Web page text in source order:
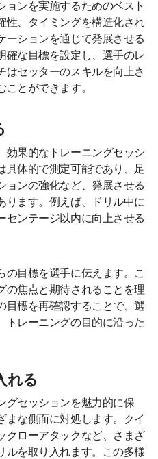
ョンを実施するためのベスト
性、タイミングを構造化され
ーションを通じて発展させる
確な目標を設定し、選手のレ
はセッターのスキルを向上さ
とができます。
効果的なトレーニングセッシ
具体的で測定可能であり、足
ョンの強化など、発展させる
ります。例えば、ドリル中に
センテージ以内に向上させる
の目標を選手に伝えます。こ
の焦点と期待されることを理
目標を再確認することで、選
トレーニングの目的に沿った
れる
グセッションを魅力的に保
まな側面に対処します。クイ
クローアタックなど、さまざ
ルを取り入れます。この多様